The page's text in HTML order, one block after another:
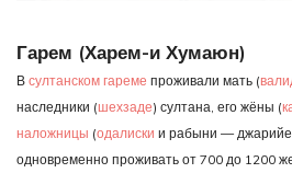
Гарем (Харем-и Хумаюн)
В султанском гареме проживали мать (
наследники (шехзаде) султана, его жёны (
наложницы (одалиски и рабыни —
одновременно проживать от 700 до 1200